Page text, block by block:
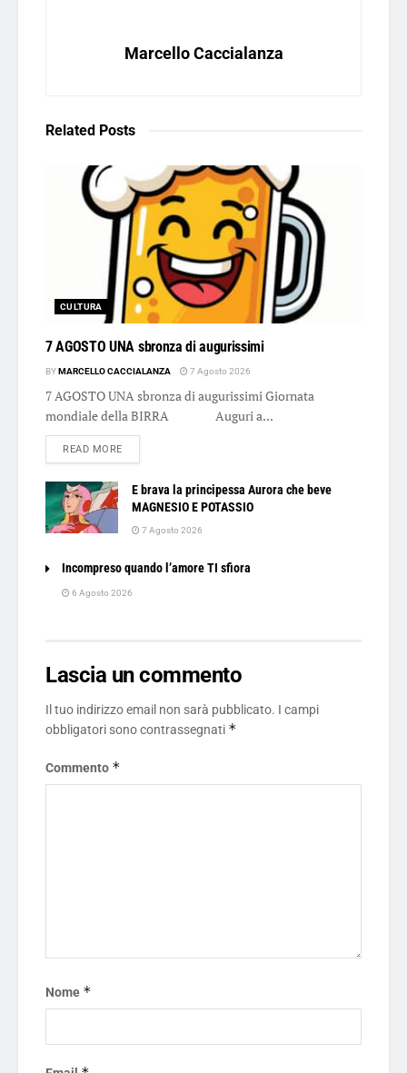
Marcello Caccialanza
Related Posts
CULTURA
7 AGOSTO UNA sbronza di augurissimi
BYMARCELLO CACCIALANZA 7 Agosto 2026
7 AGOSTO UNA sbronza di augurissimi Giornata
mondiale della BIRRA Auguri a...
READ MOREDETAILS
E brava la principessa Aurora che beve
MAGNESIO E POTASSIO
7 Agosto 2026
Incompreso quando l’amore TI sfiora
6 Agosto 2026
Lascia un commento
Il tuo indirizzo email non sarà pubblicato. I campi
obbligatori sono contrassegnati *
Commento *
Nome *